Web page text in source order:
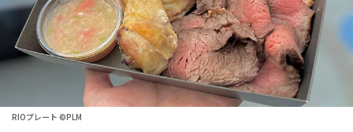
順位表･成績
1軍公式戦
ファーム東地区
選手名鑑トップ
ニュース
RIOプレート ©PLM